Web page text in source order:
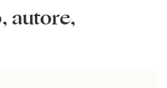
autore,